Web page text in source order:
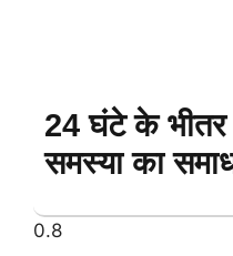
24 घंटे के भीतर
समस्या का